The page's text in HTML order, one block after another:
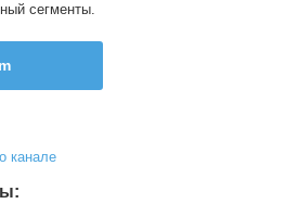
сегменты.
канале